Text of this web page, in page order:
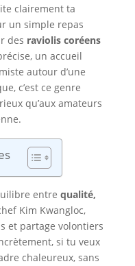
clairement ta
un simple repas
des raviolis coréens
un accueil
autour d’une
c’est ce genre
qu’aux amateurs
entre qualité,
Kim Kwangloc,
et partage volontiers
si tu veux
chaleureux, sans